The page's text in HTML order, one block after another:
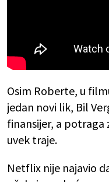
Osim Roberte, u
jedan novi lik, Bil
finansijer, a potraga
uvek traje.
Netflix nije najavio